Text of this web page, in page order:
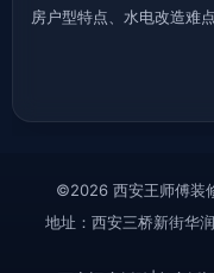
房户型特点、水电改造难
©2026 西安王师傅装
地址：西安三桥新街华